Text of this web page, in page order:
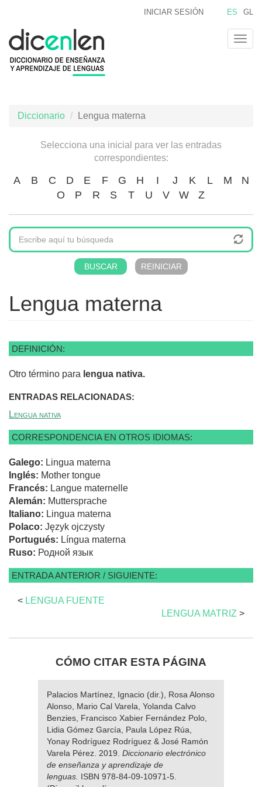
contenido
principal
ES GL
INICIAR SESIÓN
Diccionario Lengua materna
Selecciona una inicial para ver las entradas
correspondientes:
A B C D E F G H I J K L M
N
O
P R S T U V W Z
Lengua materna
DEFINICIÓN:
Otro término para lengua nativa.
ENTRADAS RELACIONADAS:
Lengua nativa
CORRESPONDENCIA EN OTROS IDIOMAS:
Galego: Lingua materna
Inglés: Mother tongue
Francés: Langue maternelle
Alemán: Muttersprache
Italiano: Lingua materna
Polaco: Język ojczysty
Portugués: Língua materna
Ruso: Родной язык
ENTRADA ANTERIOR / SIGUIENTE:
< LENGUA FUENTE
LENGUA MATRIZ >
CÓMO CITAR ESTA PÁGINA
Palacios Martínez, Ignacio (dir.), Rosa Alonso
Alonso, Mario Cal Varela, Yolanda Calvo
Benzies, Francisco Xabier Fernández Polo,
Lidia Gómez García, Paula López Rúa,
Yonay Rodríguez Rodríguez & José Ramón
Varela Pérez. 2019. Diccionario electrónico
de enseñanza y aprendizaje de
lenguas. ISBN 978-84-09-10971-5.